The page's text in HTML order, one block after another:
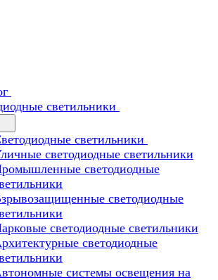
светильники
светильники
светодиодные светильники
светодиодные
светодиодные
светодиодные светильники
светодиодные
системы освещения на